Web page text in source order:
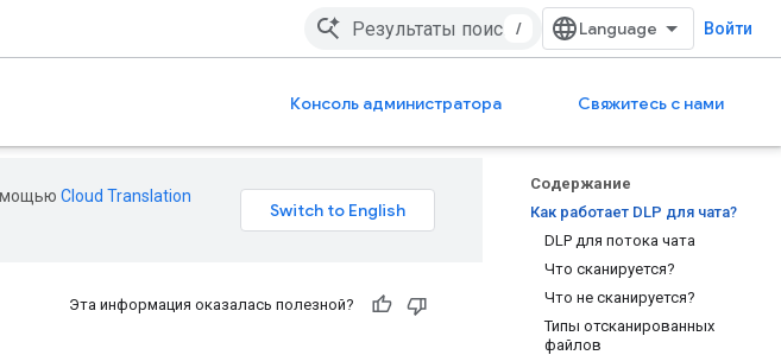
/ Войти
Консоль администратора Свяжитесь с нами
Содержание
Как работает DLP для чата?
DLP для потока чата
Что сканируется?
Что не сканируется?
Типы отсканированных
файлов
Cloud Translation
Эта информация оказалась полезной?